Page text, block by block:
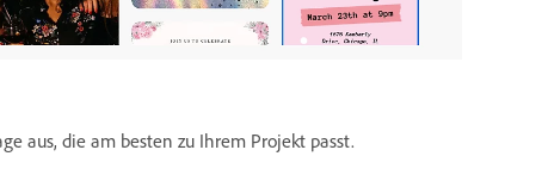
aus, die am besten zu Ihrem Projekt passt.